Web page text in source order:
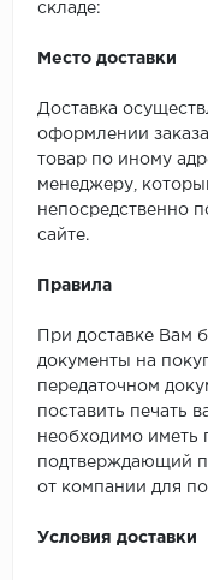
складе:
Место доставки
Доставка
оформлении
товар по иному
менеджеру,
непосредственно
сайте.
Правила
При доставке Вам
документы на
передаточном
поставить печать
необходимо иметь
подтверждающий
от компании для
Условия доставки